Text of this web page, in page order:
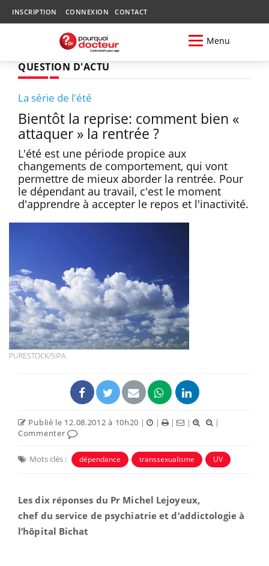
INSCRIPTION CONNEXION CONTACT
Menu
QUESTION D'ACTU
La série de l'été
Bientôt la reprise: comment bien «
attaquer » la rentrée ?
L'été est une période propice aux
changements de comportement, qui vont
permettre de mieux aborder la rentrée. Pour
le dépendant au travail, c'est le moment
d'apprendre à accepter le repos et l'inactivité.
PURESTOCK/SIPA
Publié le 12.08.2012 à 10h20 | | | |
|
Commenter
Mots clés : dépendance transsexualisme UV
Les dix réponses du Pr Michel Lejoyeux,
chef du service de psychiatrie et d’addictologie à
l’hôpital Bichat